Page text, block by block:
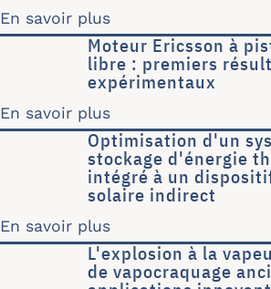
En savoir plus
Moteur Ericsson à
libre : premiers
expérimentaux
En savoir plus
Optimisation d'un
stockage d'énergie
intégré à un
solaire indirect
En savoir plus
L'explosion à la
de vapocraquage